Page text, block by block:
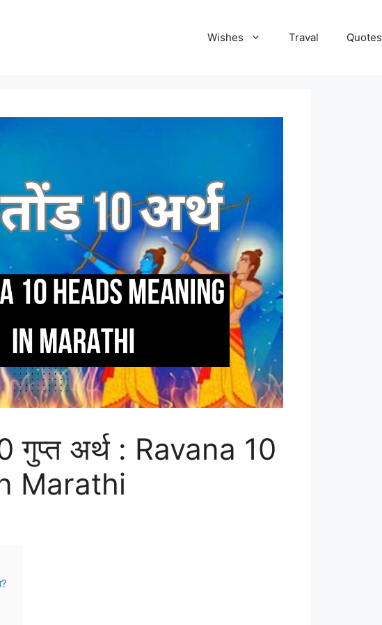
Wishes Traval Quotes
गुप्त अर्थ : Ravana 10
Marathi